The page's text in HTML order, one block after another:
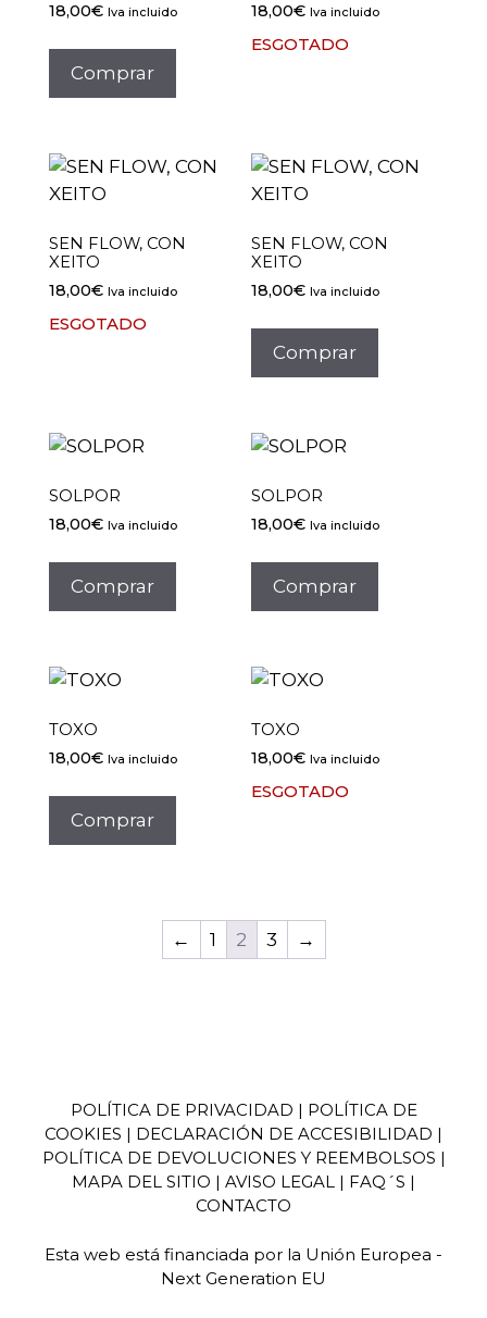
18,00€ Iva incluido
Comprar
18,00€ Iva incluido
ESGOTADO
SEN FLOW, CON
XEITO
18,00€ Iva incluido
ESGOTADO
SEN FLOW, CON
XEITO
18,00€ Iva incluido
Comprar
SOLPOR
18,00€ Iva incluido
Comprar
SOLPOR
18,00€ Iva incluido
Comprar
TOXO
18,00€ Iva incluido
Comprar
TOXO
18,00€ Iva incluido
ESGOTADO
← 1 2 3 →
POLÍTICA DE PRIVACIDAD | POLÍTICA DE
COOKIES | DECLARACIÓN DE ACCESIBILIDAD |
POLÍTICA DE DEVOLUCIONES Y REEMBOLSOS |
MAPA DEL SITIO | AVISO LEGAL | FAQ´S |
CONTACTO
Esta web está financiada por la Unión Europea -
Next Generation EU